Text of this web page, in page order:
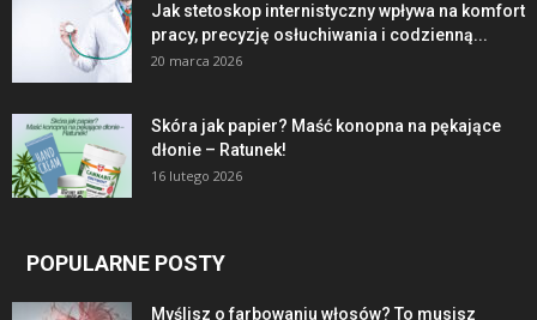
Jak stetoskop internistyczny wpływa na komfort
pracy, precyzję osłuchiwania i codzienną...
20 marca 2026
Skóra jak papier? Maść konopna na pękające
dłonie – Ratunek!
16 lutego 2026
POPULARNE POSTY
Myślisz o farbowaniu włosów? To musisz